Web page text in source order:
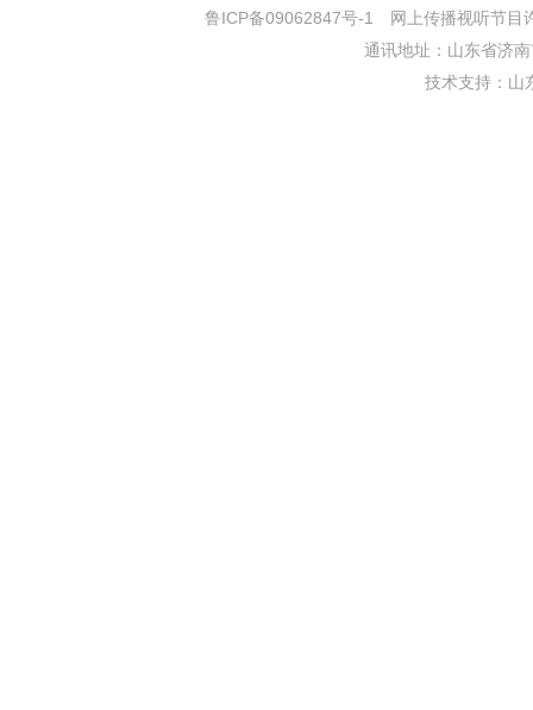
鲁ICP备09062847号-1
网上传播视听节目
通讯地址：山东省济
技术支持： 山